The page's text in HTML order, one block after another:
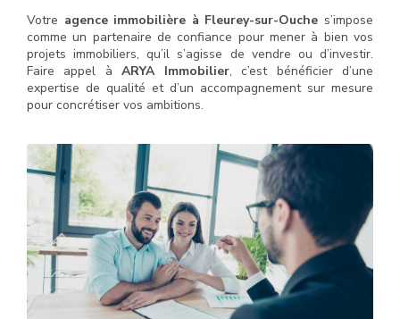
Votre agence immobilière à Fleurey-sur-Ouche s’impose
comme un partenaire de confiance pour mener à bien vos
projets immobiliers, qu’il s’agisse de vendre ou d’investir.
Faire appel àARYA Immobilier, c’est bénéficier d’une
expertise de qualité et d’un accompagnement sur mesure
pour concrétiser vos ambitions.